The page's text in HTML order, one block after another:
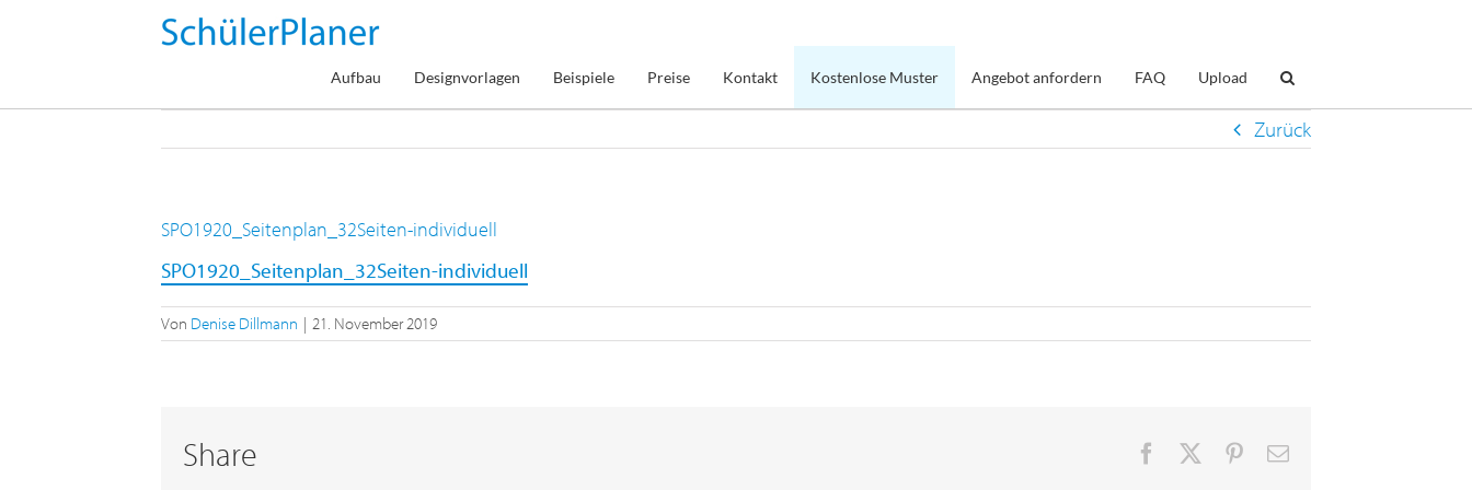
Aufbau Designvorlagen Beispiele Preise Kontakt Kostenlose Muster Angebot anfordern FAQ Upload
Zurück
SPO1920_Seitenplan_32Seiten-individuell
SPO1920_Seitenplan_32Seiten-individuell
Von Denise Dillmann | 21. November 2019
Share Facebook Pinterest
E-